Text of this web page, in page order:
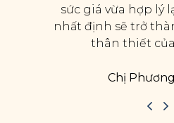
sức giá vừa hợp lý
nhất định sẽ trở
thân thiết
Chị